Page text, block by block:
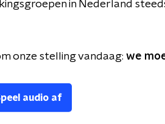
in Nederland
onze stelling vandaag: we
audio af